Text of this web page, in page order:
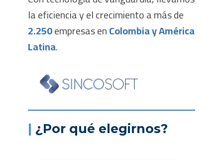
la eficiencia y el crecimiento a más de
2.250empresas enColombia y América
Latina.
| ¿Por qué elegirnos?